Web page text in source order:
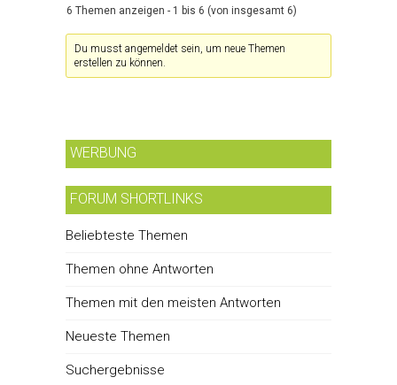
6 Themen anzeigen - 1 bis 6 (von insgesamt 6)
Du musst angemeldet sein, um neue Themen
erstellen zu können.
WERBUNG
FORUM SHORTLINKS
Beliebteste Themen
Themen ohne Antworten
Themen mit den meisten Antworten
Neueste Themen
Suchergebnisse